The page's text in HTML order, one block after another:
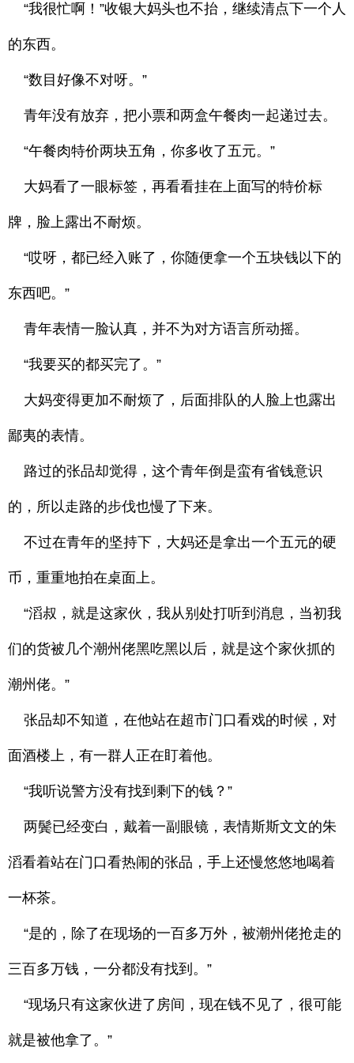
“我很忙啊！”收银大妈头也不抬，继续清点下一个人
的东西。
“数目好像不对呀。”
青年没有放弃，把小票和两盒午餐肉一起递过去。
“午餐肉特价两块五角，你多收了五元。”
大妈看了一眼标签，再看看挂在上面写的特价标
牌，脸上露出不耐烦。
“哎呀，都已经入账了，你随便拿一个五块钱以下的
东西吧。”
青年表情一脸认真，并不为对方语言所动摇。
“我要买的都买完了。”
大妈变得更加不耐烦了，后面排队的人脸上也露出
鄙夷的表情。
路过的张品却觉得，这个青年倒是蛮有省钱意识
的，所以走路的步伐也慢了下来。
不过在青年的坚持下，大妈还是拿出一个五元的硬
币，重重地拍在桌面上。
“滔叔，就是这家伙，我从别处打听到消息，当初我
们的货被几个潮州佬黑吃黑以后，就是这个家伙抓的
潮州佬。”
张品却不知道，在他站在超市门口看戏的时候，对
面酒楼上，有一群人正在盯着他。
“我听说警方没有找到剩下的钱？”
两鬓已经变白，戴着一副眼镜，表情斯斯文文的朱
滔看着站在门口看热闹的张品，手上还慢悠悠地喝着
一杯茶。
“是的，除了在现场的一百多万外，被潮州佬抢走的
三百多万钱，一分都没有找到。”
“现场只有这家伙进了房间，现在钱不见了，很可能
就是被他拿了。”